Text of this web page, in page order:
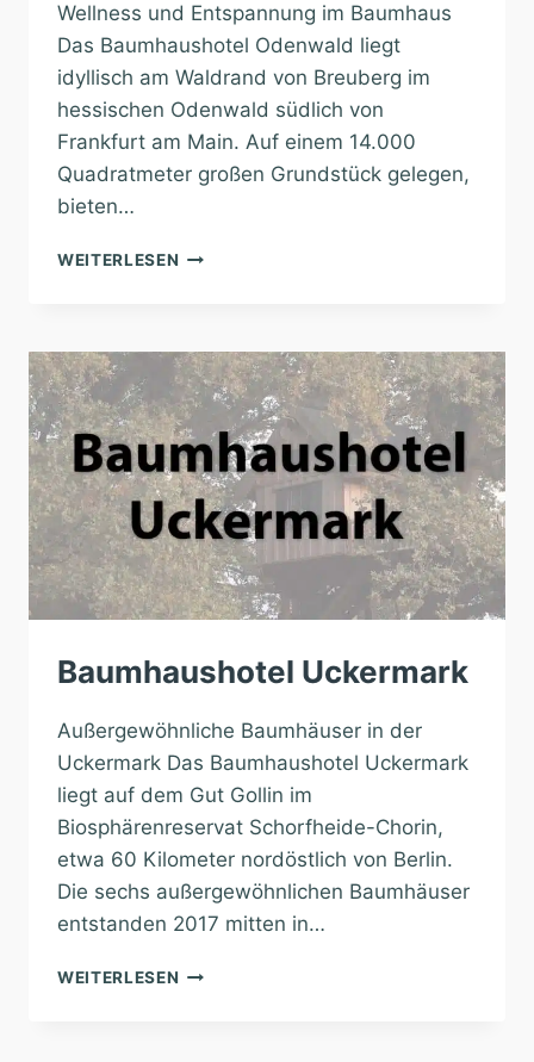
Wellness und Entspannung im Baumhaus
Das Baumhaushotel Odenwald liegt
idyllisch am Waldrand von Breuberg im
hessischen Odenwald südlich von
Frankfurt am Main. Auf einem 14.000
Quadratmeter großen Grundstück gelegen,
bieten…
WEITERLESEN BAUMHAUSHOTEL
Baumhaushotel Uckermark
Außergewöhnliche Baumhäuser in der
Uckermark Das Baumhaushotel Uckermark
liegt auf dem Gut Gollin im
Biosphärenreservat Schorfheide-Chorin,
etwa 60 Kilometer nordöstlich von Berlin.
Die sechs außergewöhnlichen Baumhäuser
entstanden 2017 mitten in…
WEITERLESEN BAUMHAUSHOTEL